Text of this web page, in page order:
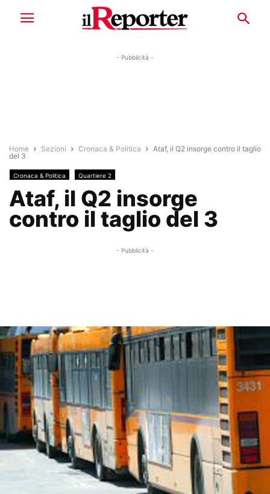
- Pubblicità -
Home Sezioni Cronaca & Politica
Ataf, il Q2 insorge contro il taglio
del 3
Cronaca & Politica Quartiere 2
Ataf, il Q2 insorge
contro il taglio del 3
- Pubblicità -